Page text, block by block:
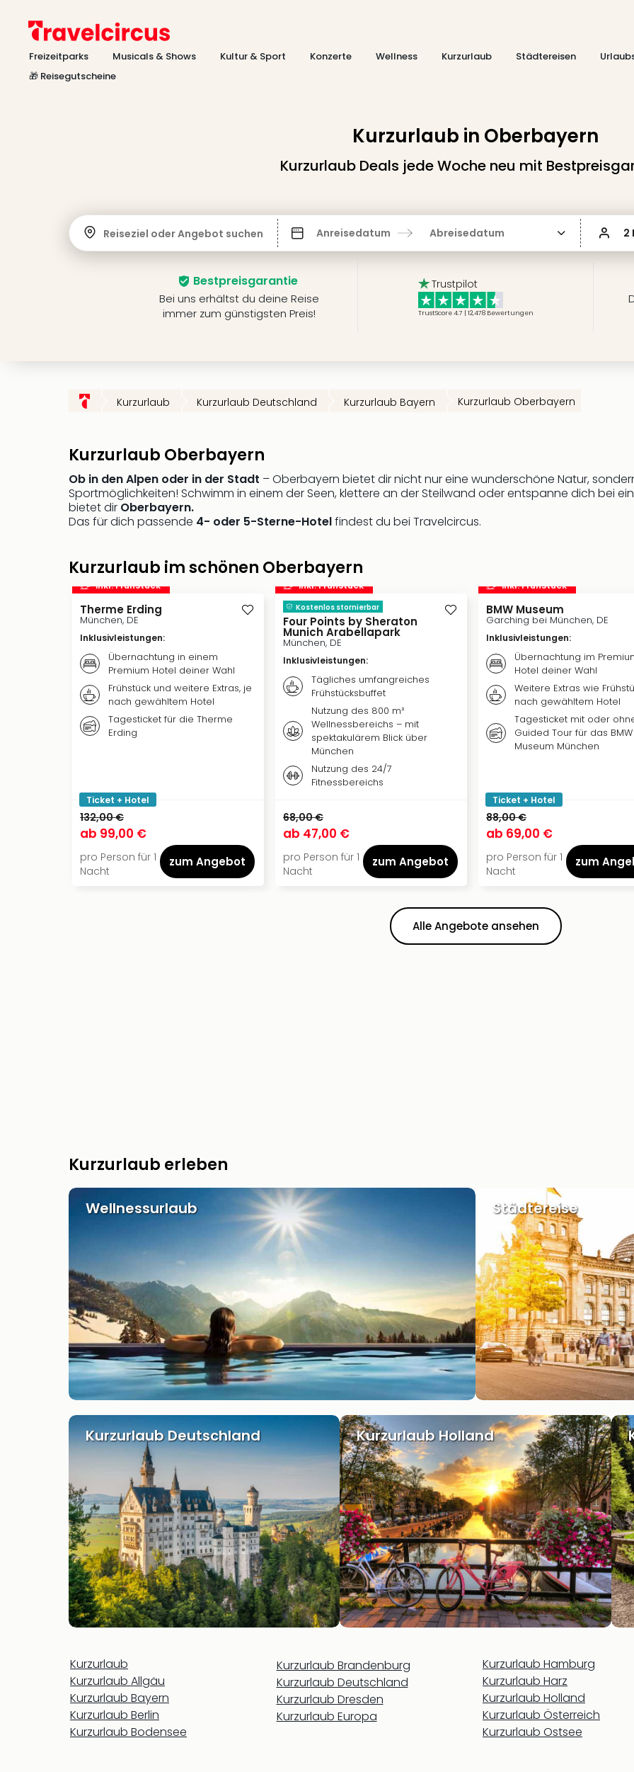
Freizeitparks Musicals & Shows Kultur & Sport Konzerte Wellness Kurzurlaub Städtereisen
🎁 Reisegutscheine
Kurzurlaub in Oberbayern
Kurzurlaub Deals jede Woche neu mit
Reiseziel oder Angebot suchen Anreisedatum Abreisedatum 2
Bestpreisgarantie
Bei uns erhältst du deine Reise
immer zum günstigsten Preis!
Trustpilot
TrustScore 4.7 | 12,478 Bewertungen
Kurzurlaub Kurzurlaub Deutschland Kurzurlaub Bayern Kurzurlaub Oberbayern
Kurzurlaub Oberbayern
Ob in den Alpen oder in der Stadt – Oberbayern bietet dir nicht nur eine wunderschöne Natur,
Sportmöglichkeiten! Schwimm in einem der Seen, klettere an der Steilwand oder entspanne dich bei
bietet dir Oberbayern.
Das für dich passende 4- oder 5-Sterne-Hotelfindest du bei Travelcircus.
Kurzurlaub im schönen Oberbayern
inkl. Frühstück
Therme Erding
München, DE
Inklusivleistungen:
Übernachtung in einem
Premium Hotel deiner Wahl
Frühstück und weitere Extras, je
nach gewähltem Hotel
Tagesticket für die Therme
Erding
Ticket + Hotel
132,00 €
ab 99,00 €
pro Person für 1
Nacht
zum Angebot
inkl. Frühstück
Kostenlos stornierbar
Four Points by Sheraton
Munich Arabellapark
München, DE
Inklusivleistungen:
Tägliches umfangreiches
Frühstücksbuffet
Nutzung des 800 m²
Wellnessbereichs – mit
spektakulärem Blick über
München
Nutzung des 24/7
Fitnessbereichs
68,00 €
ab 47,00 €
pro Person für 1
Nacht
zum Angebot
inkl. Frühstück
BMW Museum
Garching bei München, DE
Inklusivleistungen:
Übernachtung im
Hotel deiner Wahl
Weitere Extras wie
nach gewähltem Hotel
Tagesticket mit oder
Guided Tour für das BMW
Museum München
Ticket + Hotel
88,00 €
ab 69,00 €
pro Person für 1
Nacht
zum
Alle Angebote ansehen
Kurzurlaub erleben
Wellnessurlaub Städtereise
Kurzurlaub Deutschland Kurzurlaub Holland
Kurzurlaub
Kurzurlaub Allgäu
Kurzurlaub Bayern
Kurzurlaub Berlin
Kurzurlaub Bodensee
Kurzurlaub Brandenburg
Kurzurlaub Deutschland
Kurzurlaub Dresden
Kurzurlaub Europa
Kurzurlaub Hamburg
Kurzurlaub Harz
Kurzurlaub Holland
Kurzurlaub Österreich
Kurzurlaub Ostsee